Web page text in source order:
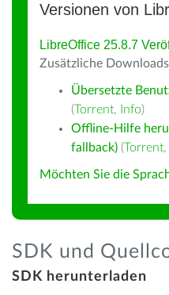
Versionen von
LibreOffice 25.8.7
Zusätzliche
Übersetzte
(Torrent, Info)
Offline-Hilfe
fallback) (Torrent,
Möchten Sie die
SDK und
SDK herunterladen